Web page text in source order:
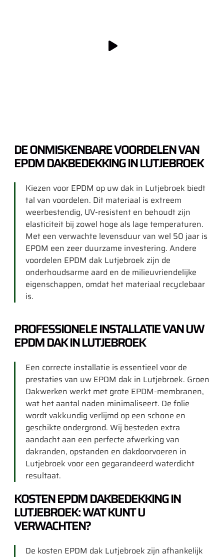
DE ONMISKENBARE VOORDELEN VAN
EPDM DAKBEDEKKING IN LUTJEBROEK
Kiezen voor EPDM op uw dak in Lutjebroek biedt
tal van voordelen. Dit materiaal is extreem
weerbestendig, UV-resistent en behoudt zijn
elasticiteit bij zowel hoge als lage temperaturen.
Met een verwachte levensduur van wel 50 jaar is
EPDM een zeer duurzame investering. Andere
voordelen EPDM dak Lutjebroek zijn de
onderhoudsarme aard en de milieuvriendelijke
eigenschappen, omdat het materiaal recyclebaar
is.
PROFESSIONELE INSTALLATIE VAN UW
EPDM DAK IN LUTJEBROEK
Een correcte installatie is essentieel voor de
prestaties van uw EPDM dak in Lutjebroek. Groen
Dakwerken werkt met grote EPDM-membranen,
wat het aantal naden minimaliseert. De folie
wordt vakkundig verlijmd op een schone en
geschikte ondergrond. Wij besteden extra
aandacht aan een perfecte afwerking van
dakranden, opstanden en dakdoorvoeren in
Lutjebroek voor een gegarandeerd waterdicht
resultaat.
KOSTEN EPDM DAKBEDEKKING IN
LUTJEBROEK: WAT KUNT U
VERWACHTEN?
De kosten EPDM dak Lutjebroek zijn afhankelijk